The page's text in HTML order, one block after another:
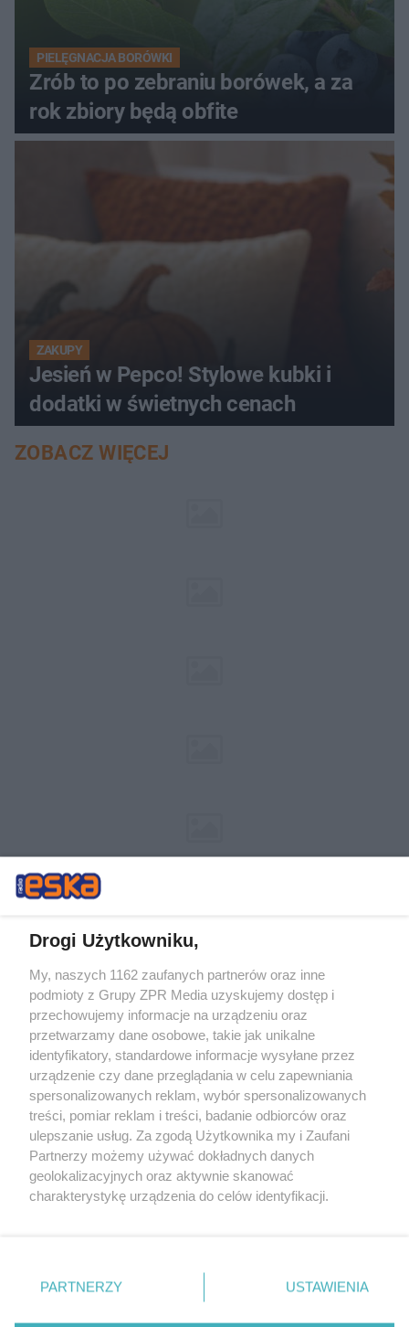
PIELĘGNACJA BORÓWKI
Zrób to po zebraniu borówek, a za
rok zbiory będą obfite
ZAKUPY
Jesień w Pepco! Stylowe kubki i
dodatki w świetnych cenach
ZOBACZ WIĘCEJ
Żaden utwór zamieszczony w serwisie nie może być powielany i
rozpowszechniany lub dalej rozpowszechniany w jakikolwiek sposób (w
tym także elektroniczny lub mechaniczny) na jakimkolwiek polu
eksploatacji w jakiejkolwiek formie, włącznie z umieszczaniem w
Internecie bez pisemnej zgody właściciela praw. Jakiekolwiek użycie lub
wykorzystanie utworów w całości lub w części z naruszeniem prawa,
tzn. bez właściwej zgody, jest zabronione pod groźbą kary i może być
ścigane prawnie.
© 2026 Grupa ZPR Media
Drogi Użytkowniku,
My, naszych 1162 zaufanych partnerów oraz inne
podmioty z Grupy ZPR Media uzyskujemy dostęp i
przechowujemy informacje na urządzeniu oraz
przetwarzamy dane osobowe, takie jak unikalne
identyfikatory, standardowe informacje wysyłane przez
urządzenie czy dane przeglądania w celu zapewniania
spersonalizowanych reklam, wybór spersonalizowanych
treści, pomiar reklam i treści, badanie odbiorców oraz
ulepszanie usług. Za zgodą Użytkownika my i Zaufani
Partnerzy możemy używać dokładnych danych
geolokalizacyjnych oraz aktywnie skanować
charakterystykę urządzenia do celów identyfikacji.
zmienić/wycofać klikając przycisk ustawień prywatności
znajdujący się w lewym dolnym rogu strony
rodzaje przetwarzania danych nie wymagają zgody
PARTNERZY USTAWIENIA